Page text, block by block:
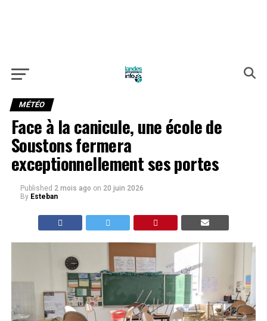
MÉTÉO
Face à la canicule, une école de
Soustons fermera
exceptionnellement ses portes
Published 2 mois ago on 20 juin 2026
By Esteban